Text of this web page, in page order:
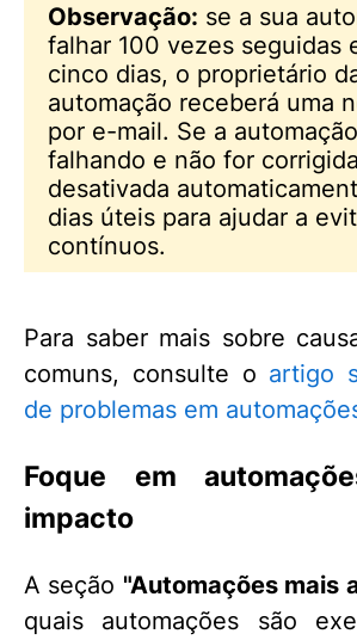
Observação: se a sua
falhar 100 vezes seguidas
cinco dias, o proprietário
automação receberá uma
por e-mail. Se a
falhando e não for
desativada
dias úteis para ajudar a
contínuos.
Para saber mais sobre
comuns, consulte o artigo
de problemas em
Foque em
impacto
A seção "Automações mais
quais automações são